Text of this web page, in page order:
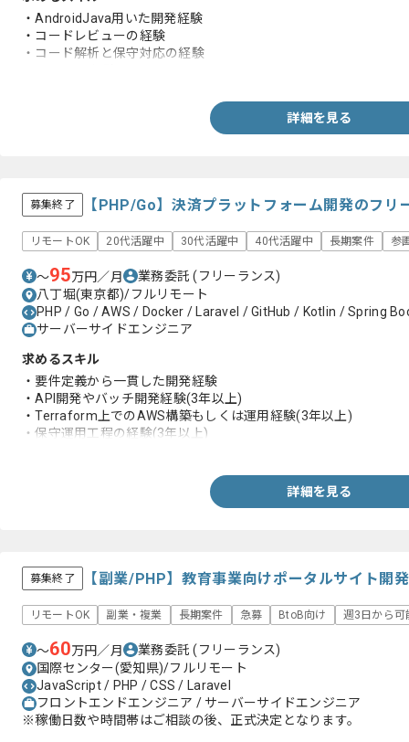
・AndroidJava用いた開発経験
・コードレビューの経験
・コード解析と保守対応の経験
詳細を見る
募集終了 【PHP/Go】決済プラットフォーム開発のフリ
リモートOK 20代活躍中 30代活躍中 40代活躍中 長期案件 参
〜95万円／月 業務委託(フリーランス)
八丁堀(東京都)/フルリモート
PHP / Go / AWS / Docker / Laravel / GitHub / Kotlin / Spring
サーバーサイドエンジニア
求めるスキル
・要件定義から一貫した開発経験
・API開発やバッチ開発経験(3年以上)
・Terraform上でのAWS構築もしくは運用経験(3年以上)
・保守運用工程の経験(3年以上)
詳細を見る
募集終了 【副業/PHP】教育事業向けポータルサイト開
リモートOK 副業・複業 長期案件 急募 BtoB向け 週3日から可
〜60万円／月 業務委託(フリーランス)
国際センター(愛知県)/フルリモート
JavaScript / PHP / CSS / Laravel
フロントエンドエンジニア / サーバーサイドエンジニア
※稼働日数や時間帯はご相談の後、正式決定となります。